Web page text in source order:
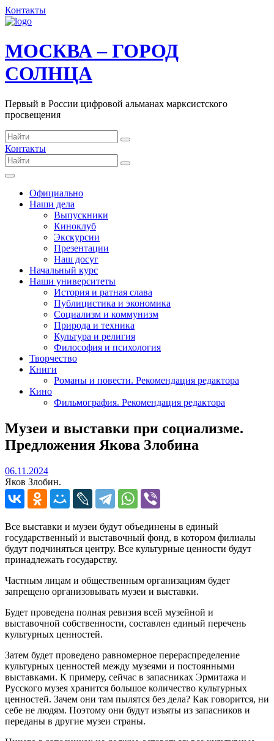
Контакты
МОСКВА – ГОРОД
СОЛНЦА
Первый в России цифровой альманах марксистского
просвещения
Контакты
Официально
Наши дела
Выпускники
Киноклуб
Экскурсии
Презентации
Наш досуг
Начальный курс
Наши университеты
История и ратная слава
Публицистика и экономика
Социализм и коммунизм
Природа и техника
Культура и религия
Философия и психология
Творчество
Книги
Романы и повести. Рекомендация редактора
Кино
Фильмография. Рекомендация редактора
Музеи и выставки при социализме.
Предложения Якова Злобина
06.11.202406.11.2024
Яков Злобин.
Все выставки и музеи будут объединены в единый
государственный и выставочный фонд, в котором филиалы
будут подчиняться центру. Все культурные ценности будут
принадлежать государству.
Частным лицам и общественным организациям будет
запрещено организовывать музеи и выставки.
Будет проведена полная ревизия всей музейной и
выставочной собственности, составлен единый перечень
культурных ценностей.
Затем будет проведено равномерное перераспределение
культурных ценностей между музеями и постоянными
выставками. К примеру, сейчас в запасниках Эрмитажа и
Русского музея хранится большое количество культурных
ценностей. Зачем они там пылятся без дела? Как говорится, ни
себе не людям. Поэтому они будут изъяты из запасников и
переданы в другие музеи страны.